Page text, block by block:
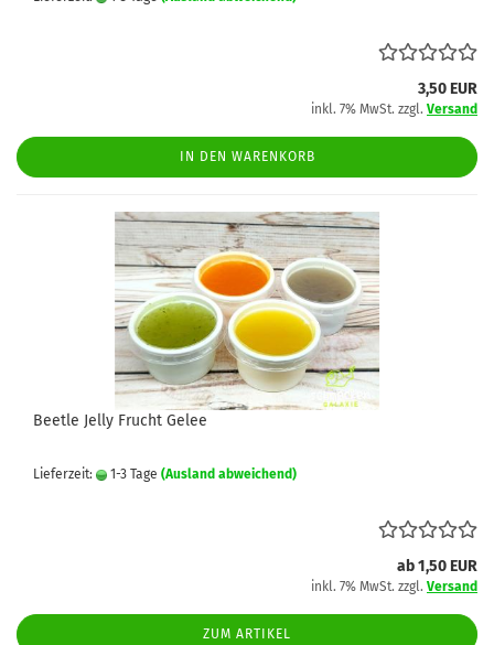
3,50 EUR
inkl. 7% MwSt. zzgl. Versand
IN DEN WARENKORB
Beetle Jelly Frucht Gelee
Lieferzeit: 1-3 Tage (Ausland abweichend)
ab 1,50 EUR
inkl. 7% MwSt. zzgl. Versand
ZUM ARTIKEL